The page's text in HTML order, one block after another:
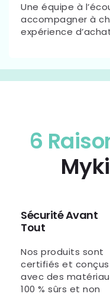
Une équipe à
accompagner à
expérience
6
Sécurité Avant
Tout
Nos produits sont
certifiés et conçus
avec des
100 % sûrs et non